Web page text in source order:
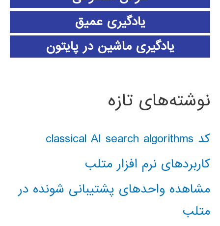
یادگیری عمیق
یادگیری ماشین در پایتون
نوشته‌های تازه
کد classical AI search algorithms
کاربردهای نرم افزار متلب
مشاهده واحدهای پشتیبانی شونده در
متلب